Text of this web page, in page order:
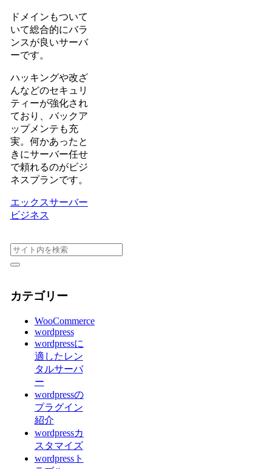
ドメインもついて
いて総合的にバラ
ンスが良いサーバ
ーです。
ハッキングや改ざ
んなどのセキュリ
ティーが強化され
ており、バックア
ップメンテも充
実。何かあったと
きにサーバー任せ
で頼れるのがビジ
ネスプランです。
エックスサーバー
ビジネス
カテゴリー
WooCommerce
wordpress
wordpressに
適したレン
タルサーバ
ー
wordpressの
プラグイン
紹介
wordpressカ
スタマイズ
wordpressト